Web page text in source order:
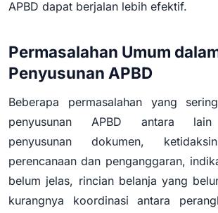
APBD dapat berjalan lebih efektif.
Permasalahan Umum
Penyusunan APBD
Beberapa permasalahan yang
penyusunan APBD antara lain
penyusunan dokumen,
perencanaan dan penganggaran,
belum jelas, rincian belanja yang
kurangnya koordinasi antara